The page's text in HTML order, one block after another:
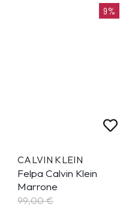
9%
CALVIN KLEIN
Felpa Calvin Klein
Marrone
99,00 €